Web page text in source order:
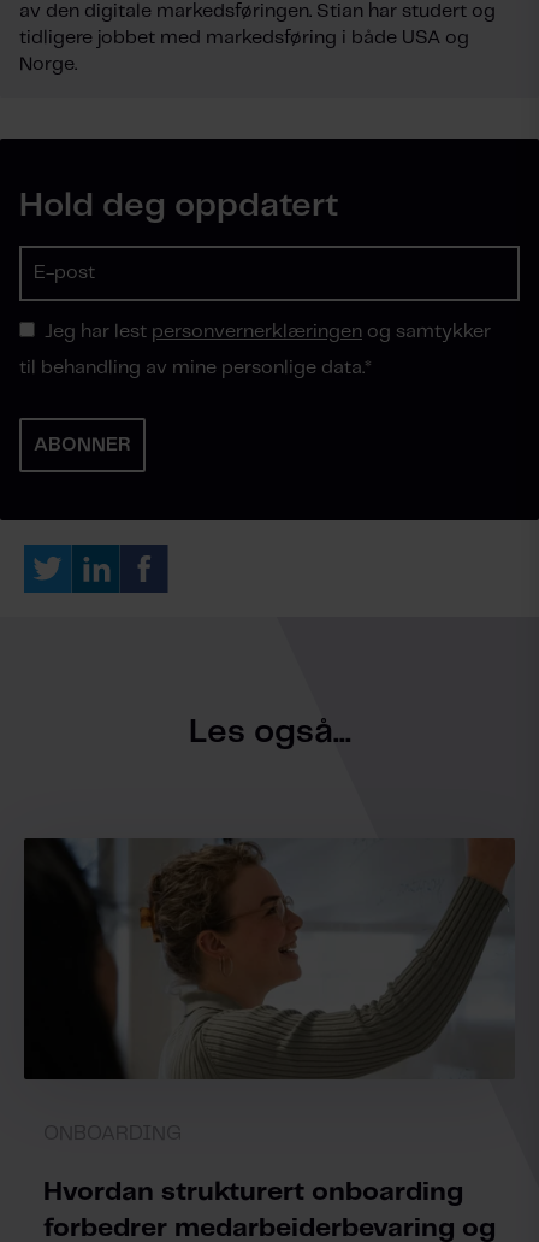
av den digitale markedsføringen. Stian har studert og
tidligere jobbet med markedsføring i både USA og
Norge.
Hold deg oppdatert
Jeg har lest personvernerklæringen og samtykker
til behandling av mine personlige data.*
Les også...
Hvordan strukturert onboarding
forbedrer medarbeiderbevaring og